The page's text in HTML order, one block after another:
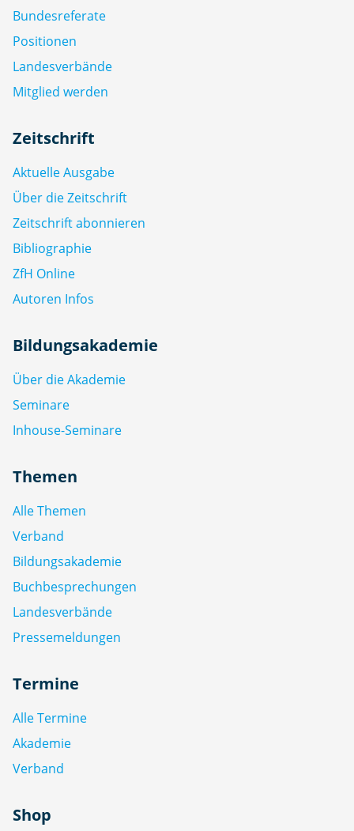
Bundesreferate
Positionen
Landesverbände
Mitglied werden
Zeitschrift
Aktuelle Ausgabe
Über die Zeitschrift
Zeitschrift abonnieren
Bibliographie
ZfH Online
Autoren Infos
Bildungsakademie
Über die Akademie
Seminare
Inhouse-Seminare
Themen
Alle Themen
Verband
Bildungsakademie
Buchbesprechungen
Landesverbände
Pressemeldungen
Termine
Alle Termine
Akademie
Verband
Shop